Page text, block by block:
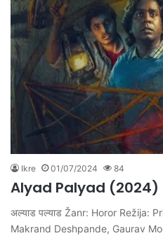
Ikre 01/07/2024 84
Alyad Palyad (2024)
अल्याड पल्याड Žanr: Horor Režija:
Makrand Deshpande, Gaurav